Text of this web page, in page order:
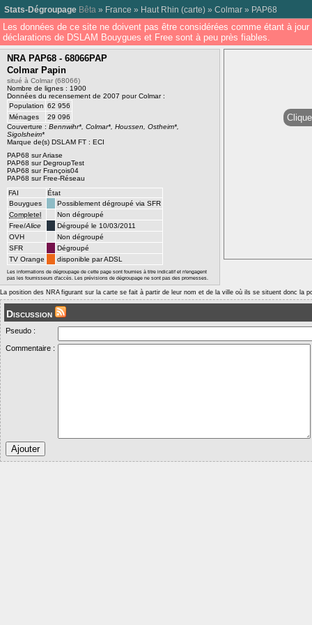
Stats-Dégroupage Bêta » France » Haut Rhin (carte) » Colmar » PAP68
Les données de ce site ne doivent pas être considérées comme étant à
déclarations de DSLAM Bouygues et Free sont à peu près fiables.
NRA PAP68 - 68066PAP
Colmar Papin
situé à Colmar (68066)
Nombre de lignes : 1900
Données du recensement de 2007 pour Colmar :
Population 62 956
Ménages
29 096
Couverture : Bennwihr*, Colmar*, Houssen, Ostheim*,
Sigolsheim*
Marque de(s) DSLAM FT : ECI
PAP68 sur Ariase
PAP68 sur DegroupTest
PAP68 sur François04
PAP68 sur Free-Réseau
FAI
État
Bouygues
Possiblement dégroupé via SFR
Completel
Non dégroupé
Free/Alice
Dégroupé le 10/03/2011
OVH
Non dégroupé
SFR
Dégroupé
TV Orange
disponible par ADSL
Les informations de dégroupage de cette page sont fournies à titre indicatif et n'engagent
pas les fournisseurs d'accès. Les prévisions de dégroupage ne sont pas des promesses.
La position des NRA figurant sur la carte se fait à partir de leur nom et de la ville où ils se situent donc la
Discussion
Pseudo :
Commentaire :